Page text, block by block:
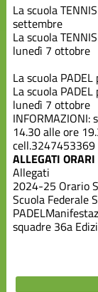
La scuola
settembre
La scuola
lunedì 7 ottobre
La scuola
La scuola
lunedì 7 ottobre
14.30 alle ore
cell.3247453369
ALLEGATI
Allegati
2024-25 Orario
Scuola Federale
PADEL
squadre 36a
Stampa
Scuola
Federale
Varie